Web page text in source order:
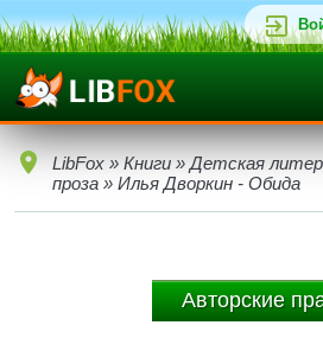
LibFox » Книги » Детская
проза » Илья Дворкин - Обида
Авторские